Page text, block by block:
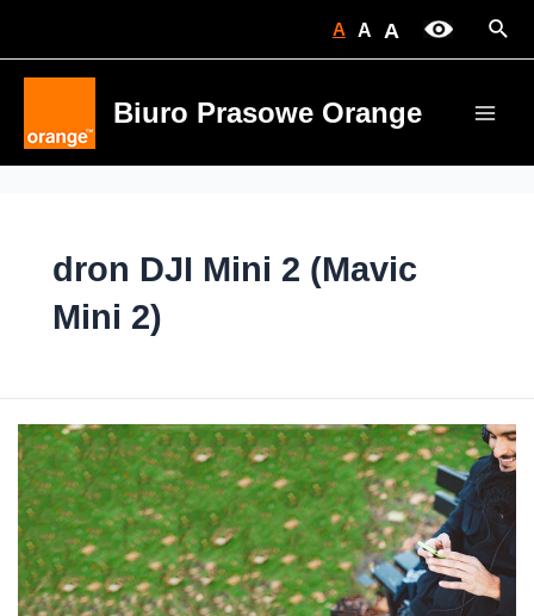
A A A
Biuro Prasowe Orange
dron DJI Mini 2 (Mavic
Mini 2)